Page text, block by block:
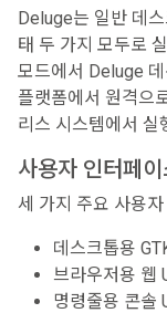
Deluge는 일반 데
태 두 가지 모두로
모드에서 Deluge
플랫폼에서 원격으
리스 시스템에서 실
사용자 인터페
세 가지 주요 사용
데스크톱용
브라우저용 웹
명령줄용 콘솔